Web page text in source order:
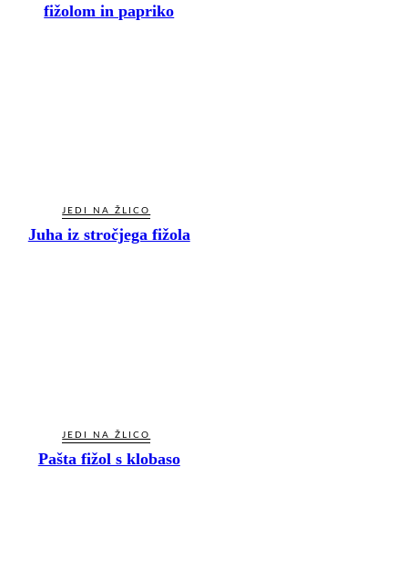
fižolom in papriko
JEDI NA ŽLICO
Juha iz stročjega fižola
JEDI NA ŽLICO
Pašta fižol s klobaso